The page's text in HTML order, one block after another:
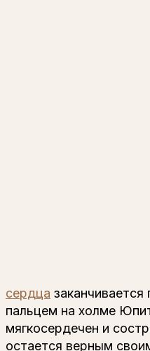
сердца
пальцем на холме
мягкосердечен и
остается верным